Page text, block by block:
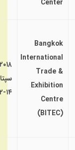
Center
Bangkok
International
Trade &
Exhibition
Centre
(BITEC)
۲۰۱۸
۱۴-۱۲